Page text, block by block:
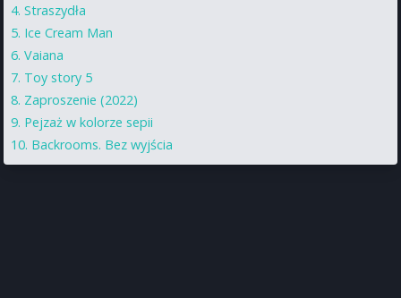
Straszydła
Ice Cream Man
Vaiana
Toy story 5
Zaproszenie (2022)
Pejzaż w kolorze sepii
Backrooms. Bez wyjścia